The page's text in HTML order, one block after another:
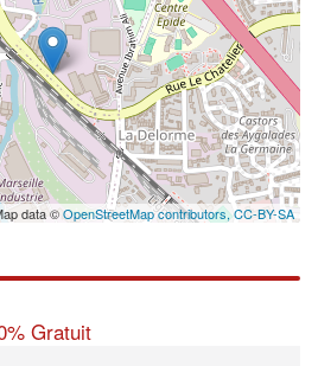
data ©OpenStreetMap contributors,CC-BY-SA
Gratuit